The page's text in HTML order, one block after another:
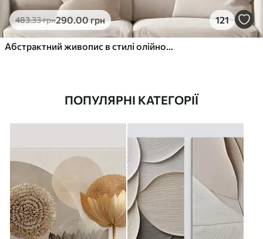
483.33грн290.00грн 121
Абстрактний живопис в стилі олійного живопису
ПОПУЛЯРНІ КАТЕГОРІЇ